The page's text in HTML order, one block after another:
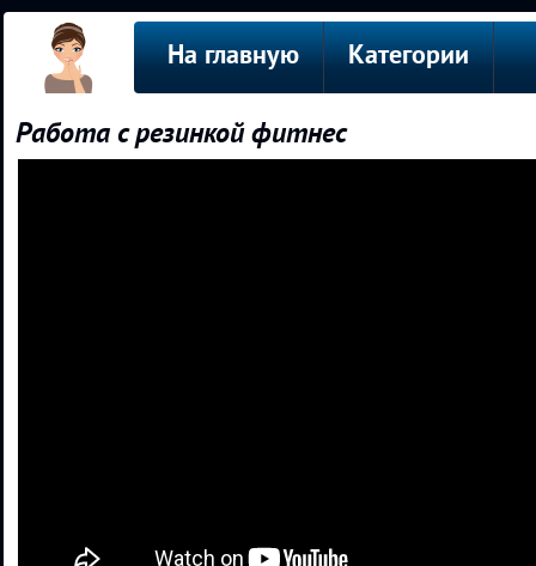
На главную Категории
Работа с резинкой фитнес